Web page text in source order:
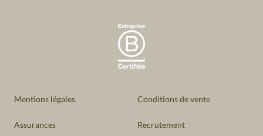
Mentions légales Conditions de vente
Assurances Recrutement